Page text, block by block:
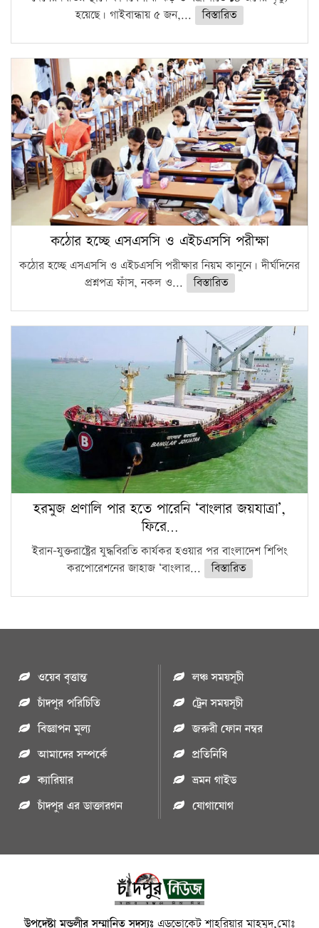
হয়েছে। গাইবান্ধায় ৫ জন,...
বিস্তারিত
কঠোর হচ্ছে এসএসসি ও এইচএসসি পরীক্ষা
কঠোর হচ্ছে এসএসসি ও এইচএসসি পরীক্ষার নিয়ম কানুনে। দীর্ঘদিনের
প্রশ্নপত্র ফাঁস, নকল ও...
বিস্তারিত
হরমুজ প্রণালি পার হতে পারেনি ‘বাংলার জয়যাত্রা’,
ফিরে…
ইরান-যুক্তরাষ্ট্রের যুদ্ধবিরতি কার্যকর হওয়ার পর বাংলাদেশ শিপিং
করপোরেশনের জাহাজ ‘বাংলার...
বিস্তারিত
ওয়েব বৃত্তান্ত
চাঁদপুর পরিচিতি
বিজ্ঞাপন মুল্য
আমাদের সম্পর্কে
ক্যারিয়ার
চাঁদপুর এর ডাক্তারগন
লঞ্চ সময়সূচী
ট্রেন সময়সূচী
জরুরী ফোন নম্বর
প্রতিনিধি
ভ্রমন গাইড
যোগাযোগ
উপদেষ্টা মন্ডলীর সম্মানিত সদস্যঃ এডভোকেট শাহরিয়ার মাহমুদ,মোঃ